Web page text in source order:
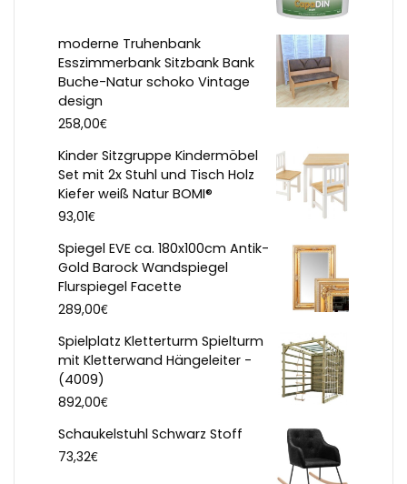
moderne Truhenbank
Esszimmerbank Sitzbank Bank
Buche-Natur schoko Vintage
design
258,00€
Kinder Sitzgruppe Kindermöbel
Set mit 2x Stuhl und Tisch Holz
Kiefer weiß Natur BOMI®
93,01€
Spiegel EVE ca. 180x100cm Antik-
Gold Barock Wandspiegel
Flurspiegel Facette
289,00€
Spielplatz Kletterturm Spielturm
mit Kletterwand Hängeleiter -
(4009)
892,00€
Schaukelstuhl Schwarz Stoff
73,32€